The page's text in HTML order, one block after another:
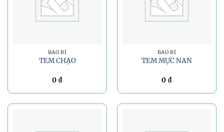
BAO BÌ
TEM CHẠO
0 ₫
BAO BÌ
TEM MỰC NAN
0 ₫